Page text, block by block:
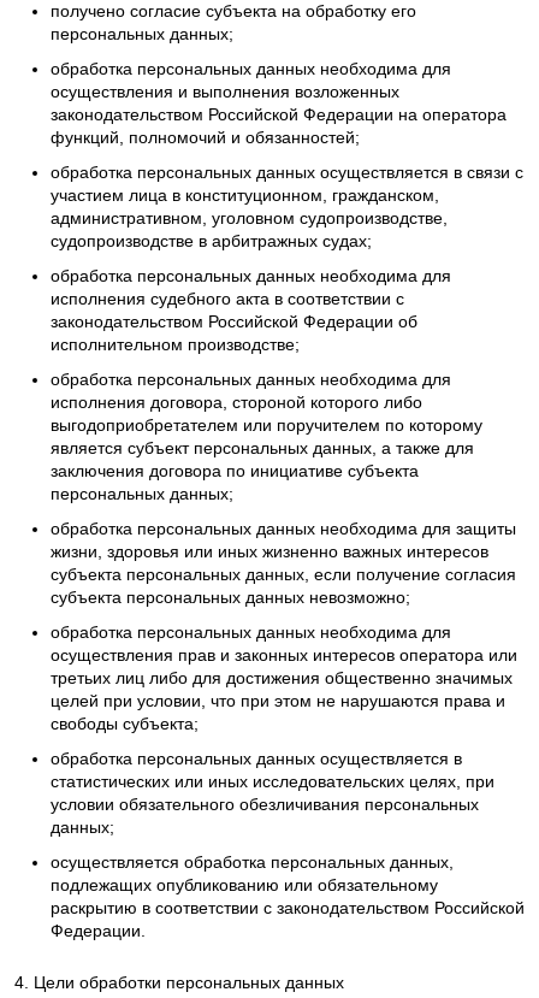
получено согласие субъекта на обработку его
персональных данных;
обработка персональных данных необходима для
осуществления и выполнения возложенных
законодательством Российской Федерации на оператора
функций, полномочий и обязанностей;
обработка персональных данных осуществляется в связи с
участием лица в конституционном, гражданском,
административном, уголовном судопроизводстве,
судопроизводстве в арбитражных судах;
обработка персональных данных необходима для
исполнения судебного акта в соответствии с
законодательством Российской Федерации об
исполнительном производстве;
обработка персональных данных необходима для
исполнения договора, стороной которого либо
выгодоприобретателем или поручителем по которому
является субъект персональных данных, а также для
заключения договора по инициативе субъекта
персональных данных;
обработка персональных данных необходима для защиты
жизни, здоровья или иных жизненно важных интересов
субъекта персональных данных, если получение согласия
субъекта персональных данных невозможно;
обработка персональных данных необходима для
осуществления прав и законных интересов оператора или
третьих лиц либо для достижения общественно значимых
целей при условии, что при этом не нарушаются права и
свободы субъекта;
обработка персональных данных осуществляется в
статистических или иных исследовательских целях, при
условии обязательного обезличивания персональных
данных;
осуществляется обработка персональных данных,
подлежащих опубликованию или обязательному
раскрытию в соответствии с законодательством Российской
Федерации.
4. Цели обработки персональных данных